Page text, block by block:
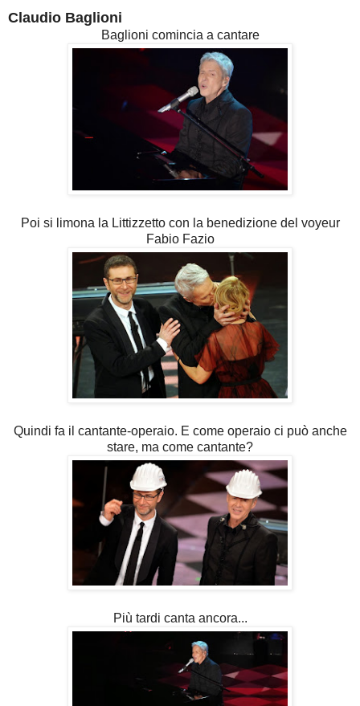
Claudio Baglioni
Baglioni comincia a cantare
Poi si limona la Littizzetto con la benedizione del voyeur
Fabio Fazio
Quindi fa il cantante-operaio. E come operaio ci può anche
stare, ma come cantante?
Più tardi canta ancora...